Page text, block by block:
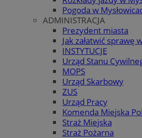
Pogoda w
ADMINISTRACJA
Prezydent miasta
Jak załatwić sprawę
INSTYTUCJE
Urząd Stanu
MOPS
Urząd Skarbowy
ZUS
Urząd Pracy
Komenda Miejska
Straż Miejska
Straż Pożarna